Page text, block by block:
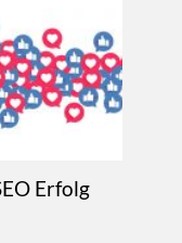
Erfolg